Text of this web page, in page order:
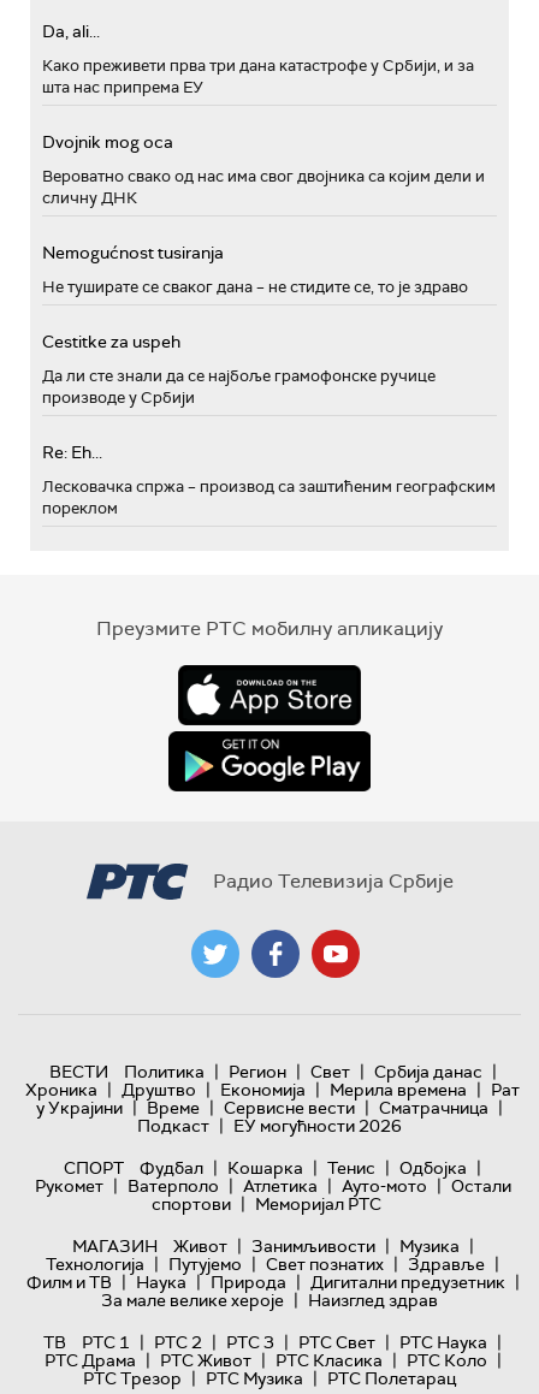
Da, ali...
Како преживети прва три дана катастрофе у Србији, и за
шта нас припрема ЕУ
Dvojnik mog oca
Вероватно свако од нас има свог двојника са којим дели и
сличну ДНК
Nemogućnost tusiranja
Не туширате се сваког дана – не стидите се, то је здраво
Cestitke za uspeh
Да ли сте знали да се најбоље грамофонске ручице
производе у Србији
Re: Eh...
Лесковачка спржа – производ са заштићеним географским
пореклом
Преузмите РТС мобилну апликацију
Радио Телевизија Србије
ВЕСТИ Политика | Регион | Свет | Србија данас |
Хроника | Друштво | Економија | Мерила времена | Рат
у Украјини | Време | Сервисне вести | Сматрачница |
Подкаст | ЕУ могућности 2026
СПОРТ
Фудбал | Кошарка | Тенис | Одбојка |
Рукомет | Ватерполо | Атлетика | Ауто-мото | Остали
спортови | Меморијал РТС
МАГАЗИН
Живот | Занимљивости | Музика |
Технологијa | Путујемо | Свет познатих | Здравље |
Филм и ТВ | Наука | Природа | Дигитални предузетник |
За мале велике хероје | Наизглед здрав
ТВ
РТС 1 | РТС 2 | РТС 3 | РТС Свет | РТС Наука |
РТС Драма | РТС Живот | РТС Класика | РТС Коло |
РТС Трезор | РТС Музика | РТС Полетарац